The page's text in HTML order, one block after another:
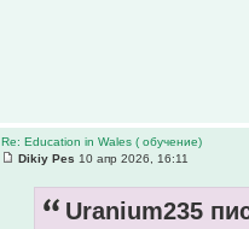
Re: Education in Wales ( обучение)
Dikiy Pes 10 апр 2026, 16:11
Uranium235